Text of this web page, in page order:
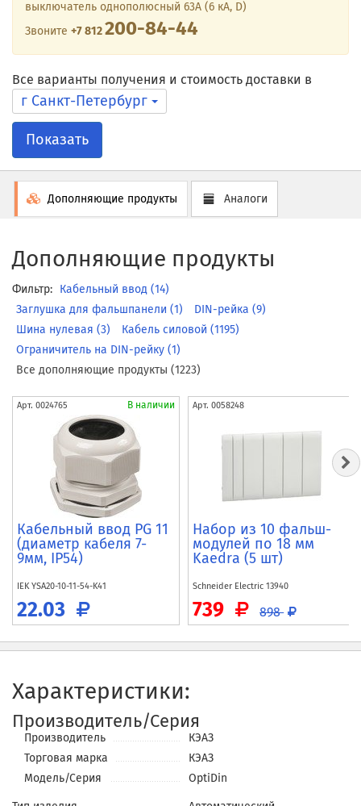
выключатель однополюсный 63А (6 кА, D)
Звоните +7 812200-84-44
Все варианты получения и стоимость доставки в
г Санкт-Петербург
Показать
Дополняющие продукты Аналоги
Дополняющие продукты
Фильтр: Кабельный ввод (14)
Заглушка для фальшпанели (1)
DIN-рейка (9)
Шина нулевая (3)
Кабель силовой (1195)
Ограничитель на DIN-рейку (1)
Все дополняющие продукты (1223)
Арт. 0024765 В наличии
Кабельный ввод PG 11
(диаметр кабеля 7-
9мм, IP54)
IEKYSA20-10-11-54-K41
22.03
Арт. 0058248
Набор из 10 фальш-
модулей по 18 мм
Kaedra (5 шт)
Schneider Electric 13940
739 898
Характеристики:
Производитель/Серия
Производитель
КЭАЗ
Торговая марка
КЭАЗ
Модель/Серия
OptiDin